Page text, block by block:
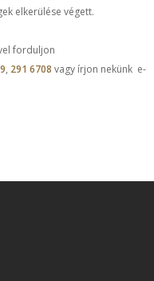
elkerülése végett.
forduljon
, 291 6708 vagy írjon nekünk e-